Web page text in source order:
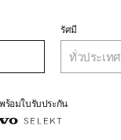
รัศมี
ทั่วประเทศ
ร้อมใบรับประกัน